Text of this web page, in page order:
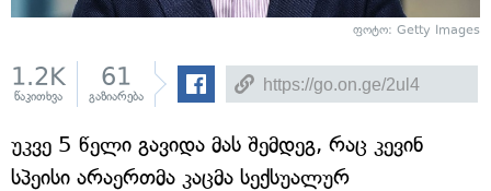
ფოტო: Getty Images
1.2K
წაკითხვა
61
გაზიარება
უკვე 5 წელი გავიდა მას შემდეგ, რაც კევინ
სპეისი არაერთმა კაცმა სექსუალურ